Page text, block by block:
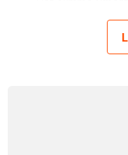
Daarmee grill,
De chipfeeder
Wordt geleverd